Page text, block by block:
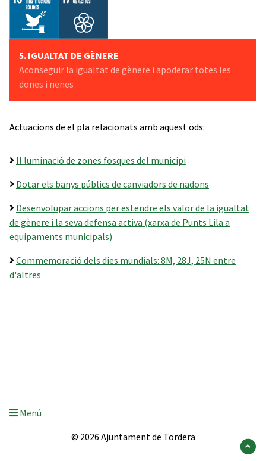
5. IGUALTAT DE GÈNERE
Aconseguir la igualtat de gènere i apoderar totes les
dones i nenes
Actuacions de el pla relacionats amb aquest ods:
Il·luminació de zones fosques del municipi
Dotar els banys públics de canviadors de nadons
Desenvolupar accions per estendre els valor de la igualtat
de gènere i la seva defensa activa (xarxa de Punts Lila a
equipaments municipals)
Commemoració dels dies mundials: 8M, 28J, 25N entre
d'altres
Menú
© 2026 Ajuntament de Tordera